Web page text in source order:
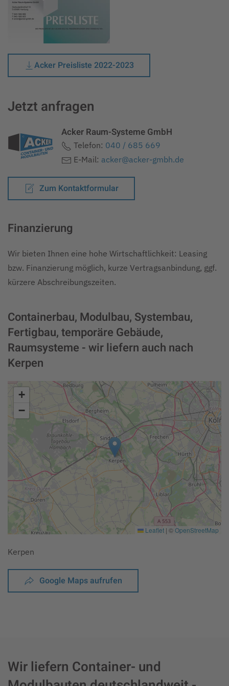
Acker Preisliste 2022-2023
Jetzt anfragen
Acker Raum-Systeme GmbH
Telefon: 040 / 685 669
E-Mail: acker@acker-gmbh.de
Zum Kontaktformular
Finanzierung
Wir bieten Ihnen eine hohe Wirtschaftlichkeit: Leasing
bzw. Finanzierung möglich, kurze Vertragsanbindung, ggf.
kürzere Abschreibungszeiten.
Containerbau, Modulbau, Systembau,
Fertigbau, temporäre Gebäude,
Raumsysteme - wir liefern auch nach
Kerpen
+
−
Leaflet | ©OpenStreetMap
Kerpen
Google Maps aufrufen
Wir liefern Container- und